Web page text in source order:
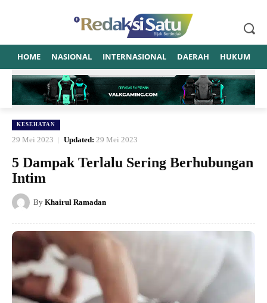
HOME NASIONAL INTERNASIONAL DAERAH HUKUM
KESEHATAN
29 Mei 2023 Updated: 29 Mei 2023
5 Dampak Terlalu Sering Berhubungan
Intim
By Khairul Ramadan